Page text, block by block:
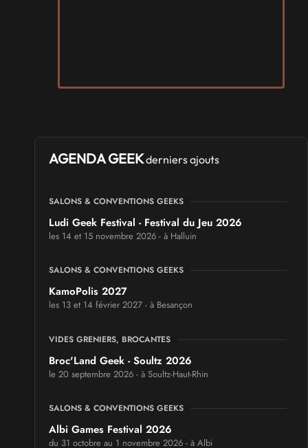
AGENDA GEEKderniers ajouts
SALONS & CONVENTIONS GEEKS
Ludi Geek Festival - Festival du Jeu 2026
les 14 et 15 novembre 2026 - à Halluin
SALONS & CONVENTIONS GEEKS
KamoPolis 2027
les 13 et 14 février 2027 - à Besançon
VIDES GRENIERS, BROCANTES
Broc'Land Geek - Soultz 2026
le 20 septembre 2026 - à Soultz-Haut-Rhin
SALONS & CONVENTIONS GEEKS
Albi Games Festival 2026
du 31 octobre au 1 novembre 2026 - à Albi